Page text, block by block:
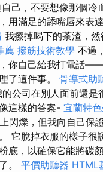
己，不要想像那個
用滿足的舔嘴唇來表
我擦掉喝下的茶渣，
薦 撥筋技術教學 不過
你自己給我打電話
了這件事。 骨導式助
公司在別人面前還是
這樣的答案- 宜蘭特
閃爍，但我向自己保
它脫掉衣服的樣子
底，以確保它能將碳
。 平價助聽器 HTML